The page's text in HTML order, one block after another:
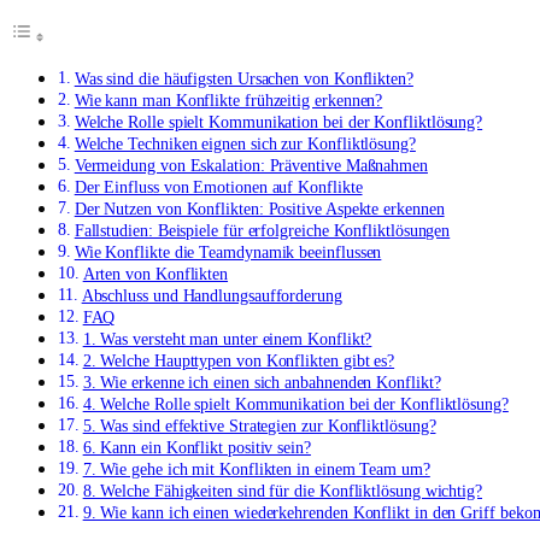
Was sind die häufigsten Ursachen von Konflikten?
Wie kann man Konflikte frühzeitig erkennen?
Welche Rolle spielt Kommunikation bei der Konfliktlösung?
Welche Techniken eignen sich zur Konfliktlösung?
Vermeidung von Eskalation: Präventive Maßnahmen
Der Einfluss von Emotionen auf Konflikte
Der Nutzen von Konflikten: Positive Aspekte erkennen
Fallstudien: Beispiele für erfolgreiche Konfliktlösungen
Wie Konflikte die Teamdynamik beeinflussen
Arten von Konflikten
Abschluss und Handlungsaufforderung
FAQ
1. Was versteht man unter einem Konflikt?
2. Welche Haupttypen von Konflikten gibt es?
3. Wie erkenne ich einen sich anbahnenden Konflikt?
4. Welche Rolle spielt Kommunikation bei der Konfliktlösung?
5. Was sind effektive Strategien zur Konfliktlösung?
6. Kann ein Konflikt positiv sein?
7. Wie gehe ich mit Konflikten in einem Team um?
8. Welche Fähigkeiten sind für die Konfliktlösung wichtig?
9. Wie kann ich einen wiederkehrenden Konflikt in den Griff